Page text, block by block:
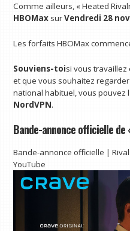
Comme ailleurs, « Heated
HBOMax surVendredi 28
Les forfaits HBOMax
Souviens-toisi vous travaillez
et que vous souhaitez
national habituel, vous pouvez
NordVPN.
Bande-annonce officielle de
Bande-annonce officielle |
YouTube